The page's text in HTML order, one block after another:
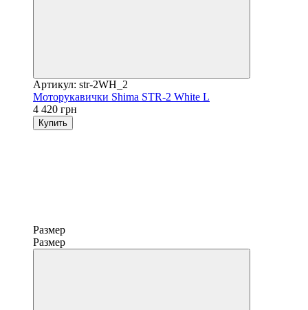
Артикул: str-2WH_2
Моторукавички Shima STR-2 White L
4 420 грн
Купить
Размер
Размер